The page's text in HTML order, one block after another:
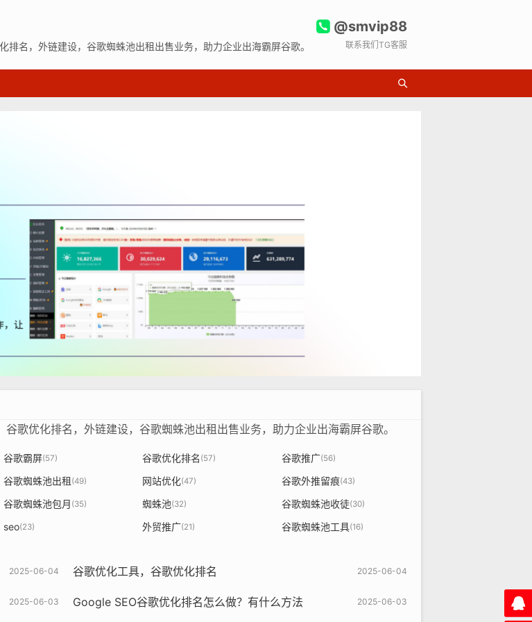
名，外链建设，谷歌蜘蛛池出租出售业务，助力企业出海霸屏谷歌。
@smvip88
联系我们TG客服
歌优化排名，外链建设，谷歌蜘蛛池出租出售业务，助力企业出海霸屏谷歌。
谷歌霸屏(57) 谷歌优化排名 (57) 谷歌推广(56)
谷歌蜘蛛池出租(49) 网站优化(47) 谷歌外推留痕(43)
谷歌蜘蛛池包月 (35) 蜘蛛池(32) 谷歌蜘蛛池收徒(30)
seo(23) 外贸推广(21) 谷歌蜘蛛池工具(16)
2025-06-04 2025-06-04
谷歌优化工具，谷歌优化排名
2025-06-03 2025-06-03
Google SEO谷歌优化排名怎么做？有什么方法